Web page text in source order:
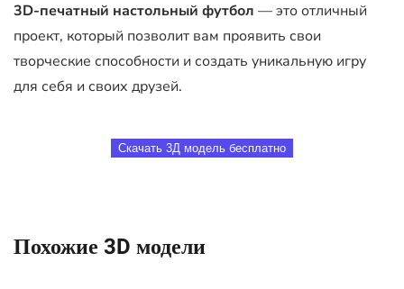
3D-печатный настольный футбол — это отличный
проект, который позволит вам проявить свои
творческие способности и создать уникальную игру
для себя и своих друзей.
Скачать 3Д модель бесплатно
Похожие 3D модели